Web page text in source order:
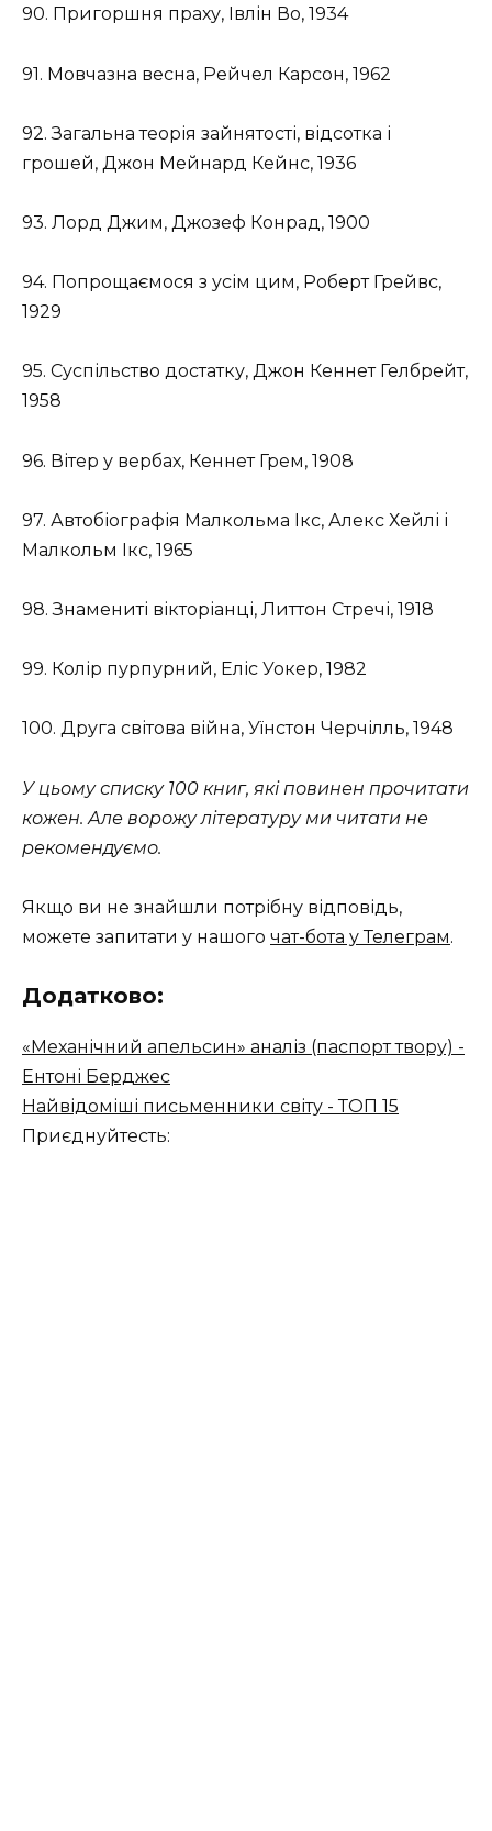
90. Пригоршня праху, Івлін Во, 1934
91. Мовчазна весна, Рейчел Карсон, 1962
92. Загальна теорія зайнятості, відсотка і
грошей, Джон Мейнард Кейнс, 1936
93. Лорд Джим, Джозеф Конрад, 1900
94. Попрощаємося з усім цим, Роберт Грейвс,
1929
95. Суспільство достатку, Джон Кеннет Гелбрейт,
1958
96. Вітер у вербах, Кеннет Грем, 1908
97. Автобіографія Малкольма Ікс, Алекс Хейлі і
Малкольм Ікс, 1965
98. Знамениті вікторіанці, Литтон Стречі, 1918
99. Колір пурпурний, Еліс Уокер, 1982
100. Друга світова війна, Уїнстон Черчілль, 1948
У цьому списку 100 книг, які повинен прочитати
кожен. Але ворожу літературу ми читати не
рекомендуємо.
Якщо ви не знайшли потрібну відповідь,
можете запитати у нашого чат-бота у Телеграм.
Додатково:
«Механічний апельсин» аналіз (паспорт твору) -
Ентоні Берджес
Найвідоміші письменники світу - ТОП 15
Приєднуйтесть: